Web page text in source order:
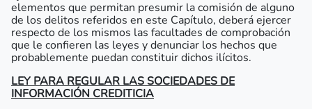
elementos que permitan presumir la comisión de alguno
de los delitos referidos en este Capítulo, deberá ejercer
respecto de los mismos las facultades de comprobación
que le confieren las leyes y denunciar los hechos que
probablemente puedan constituir dichos ilícitos.
LEY PARA REGULAR LAS SOCIEDADES DE
INFORMACIÓN CREDITICIA